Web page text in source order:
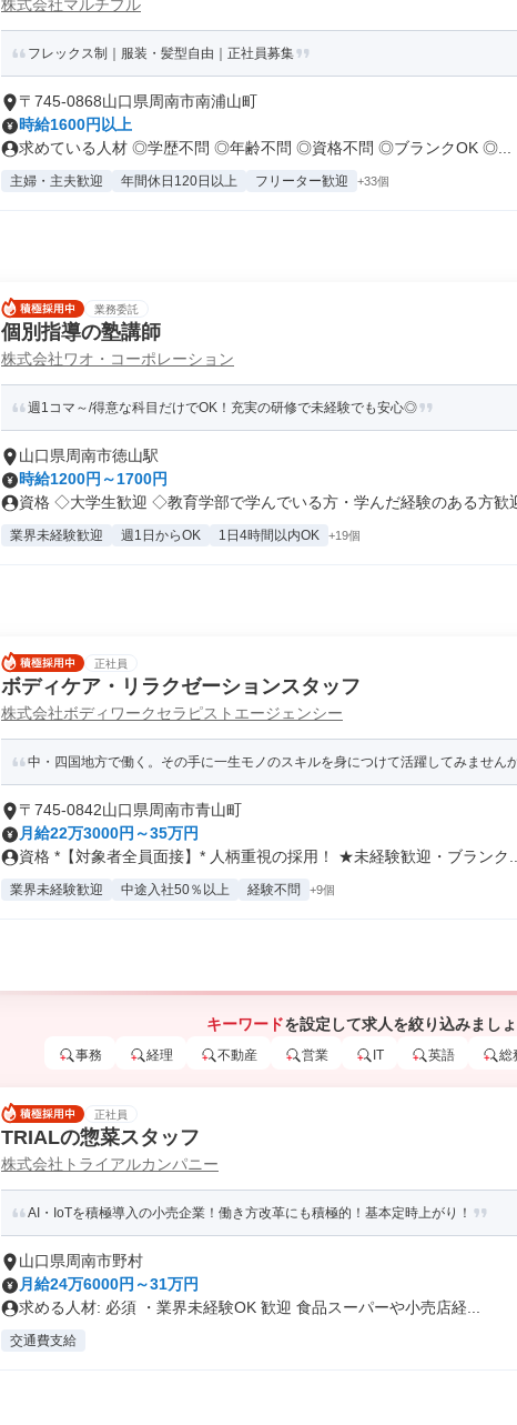
株式会社マルチプル
フレックス制｜服装・髪型自由｜正社員募集
〒745-0868山口県周南市南浦山町
時給1600円以上
求めている人材 ◎学歴不問 ◎年齢不問 ◎資格不問 ◎ブランクOK ◎...
主婦・主夫歓迎 年間休日120日以上 フリーター歓迎 +33個
業務委託
個別指導の塾講師
株式会社ワオ・コーポレーション
週1コマ～/得意な科目だけでOK！充実の研修で未経験でも安心◎
山口県周南市徳山駅
時給1200円～1700円
資格 ◇大学生歓迎 ◇教育学部で学んでいる方・学んだ経験のある方歓
業界未経験歓迎 週1日からOK 1日4時間以内OK +19個
正社員
ボディケア・リラクゼーションスタッフ
株式会社ボディワークセラピストエージェンシー
中・四国地方で働く。その手に一生モノのスキルを身につけて活躍してみませんか
〒745-0842山口県周南市青山町
月給22万3000円～35万円
資格 *【対象者全員面接】* 人柄重視の採用！ ★未経験歓迎・ブランク...
業界未経験歓迎 中途入社50％以上 経験不問 +9個
キーワードを設定して求人を絞り込みましょ
事務 経理 不動産 営業 IT 英語 総
正社員
TRIALの惣菜スタッフ
株式会社トライアルカンパニー
AI・IoTを積極導入の小売企業！働き方改革にも積極的！基本定時上がり！
山口県周南市野村
月給24万6000円～31万円
求める人材: 必須 ・業界未経験OK 歓迎 食品スーパーや小売店経...
交通費支給